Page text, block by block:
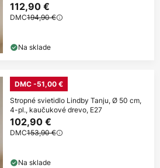
112,90 €
DMC194,90 €
Na sklade
DMC -51,00 €
Stropné svietidlo Lindby Tanju, Ø 50 cm,
4-pl., kaučukové drevo, E27
102,90 €
DMC153,90 €
Na sklade